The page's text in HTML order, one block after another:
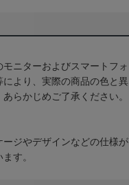
モニターおよびスマートフォ
により、実際の商品の色と異
らかじめご了承ください。
ジやデザインなどの仕様が
す。